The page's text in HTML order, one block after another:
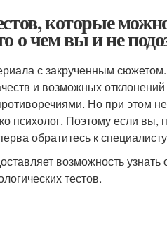
которые
о чем вы и не
с закрученным сюжетом.
и возможных отклонений
Но при этом
психолог. Поэтому если вы,
обратитесь к
возможность узнать
тестов.